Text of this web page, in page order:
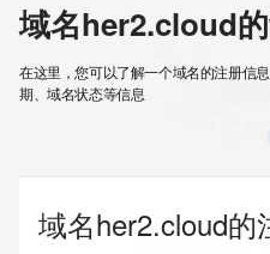
域名her2.cloud
在这里，您可以了解一个域名的注册信
期、域名状态等信息
域名her2.cloud的